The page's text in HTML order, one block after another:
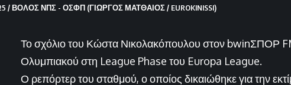
/ ΒΟΛΟΣ ΝΠΣ - ΟΣΦΠ (ΓΙΩΡΓΟΣ ΜΑΤΘΑΙΟΣ / EUROKINISSI)
Το σχόλιο του Κώστα Νικολακόπουλου στον bwinΣΠΟΡ
Ολυμπιακού στη League Phase του Europa League.
Ο ρεπόρτερ του σταθμού, ο οποίος δικαιώθηκε για την